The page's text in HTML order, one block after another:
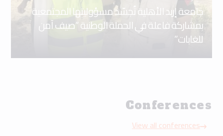
جامعة إربد الأهلية تُجسّد مسؤوليتها المجتمعية
بمشاركة فاعلة في الحملة الوطنية “صيف آمن
للغابات”
Conferences
View all conferences